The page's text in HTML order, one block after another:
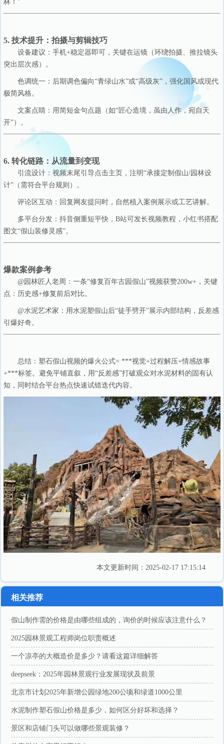
林！”
5. 技术提升：拍摄与剪辑技巧
设备建议：手机+稳定器即可，关键在运镜（环绕拍摄、推拉镜头
突出层次感）。
色调统一：后期调色偏向“青绿山水”或“高级灰”，强化国风或现代
极简风格。
文案点睛：用简短金句点题（如“匠心造境，虽由人作，宛自天
开”）。
6. 转化链路：从流量到变现
引流设计：视频末尾引导点击主页，注明“承接定制假山/园林设
计”（需符合平台规则）。
评论区互动：回复网友提问时，自然植入案例展示或工艺讲解。
多平台分发：抖音侧重短平快，B站可发长视频教程，小红书搭配
图文“假山装修灵感”。
爆款案例参考
@园林匠人老周：一条“修复百年古园假山”视频获赞200w+，关键
点：历史感+修复前后对比。
@水泥艺术家：用水泥塑假山后“徒手劈开”展示内部结构，反差感
引爆好奇。
总结：塑石假山视频的爆火公式= ***视觉+过程解压+情感故事
+***标签。避免平铺直叙，用“反差感”打破观众对水泥材料的固有认
知，同时结合平台热点快速试错迭代内容。
本文更新时间：2025-02-17 17:15:14
相关推荐
假山制作需的价格是由哪些组成的，询价的时候应该注意什么？
2025园林景观工程师岗位职责概述
一个凉亭的大概造价是多少？请看这篇详细解答
deepseek：2025年园林景观行业发展现状及前景
北京市计划2025年新增公园绿地200公顷和绿道1000公里
水泥制作塑石假山价格是多少，如何区分好坏和选择？
景区和店铺​门头可以做哪些景观装修？